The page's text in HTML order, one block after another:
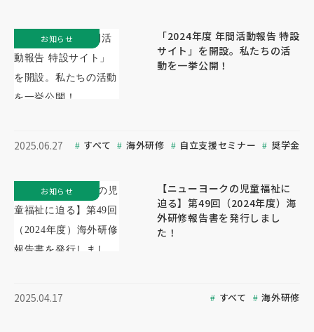
「2024年度 年間活動報告 特設
サイト」を開設。私たちの活
動を一挙公開！
2025.06.27 すべて 海外研修 自立支援セミナー 奨学金
お知らせ
【ニューヨークの児童福祉に
迫る】第49回（2024年度）海
外研修報告書を発行しまし
た！
2025.04.17 すべて 海外研修
お知らせ